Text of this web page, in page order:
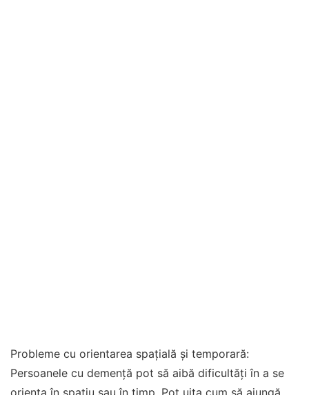
Probleme cu orientarea spațială și temporară:
Persoanele cu demență pot să aibă dificultăți în a se
orienta în spațiu sau în timp. Pot uita cum să ajungă